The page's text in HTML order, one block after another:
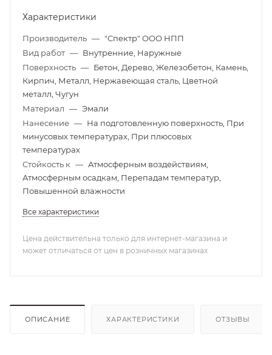
Характеристики
Производитель — "Спектр" ООО НПП
Вид работ — Внутренние, Наружные
Поверхность — Бетон, Дерево, Железобетон, Камень,
Кирпич, Металл, Нержавеющая сталь, Цветной
металл, Чугун
Материал — Эмали
Нанесение — На подготовленную поверхность, При
минусовых температурах, При плюсовых
температурах
Стойкость к — Атмосферным воздействиям,
Атмосферным осадкам, Перепадам температур,
Повышенной влажности
Все характеристики
Цена действительна только для интернет-магазина и
может отличаться от цен в розничных магазинах
ОПИСАНИЕ ХАРАКТЕРИСТИКИ ОТЗЫВЫ